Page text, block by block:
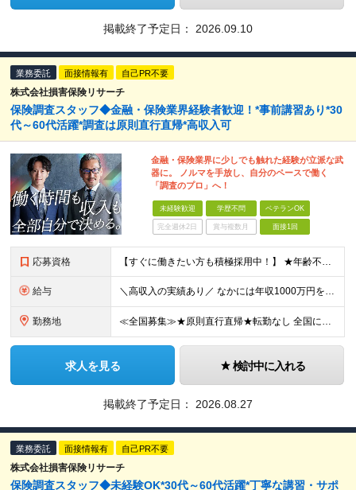
掲載終了予定日： 2026.09.10
業務委託 面接情報有 自己PR不要
株式会社損害保険リサーチ
保険調査スタッフ◆金融・保険業界経験者歓迎！*事前講習あり*30
代～60代活躍*調査は原則直行直帰*高収入可
金融・保険業界に少しでも触れた経験が立派な武
器に。 ノルマを手放し、自分のペースで働く
「調査のプロ」へ！
未経験歓迎 学歴不問 ベテランOK
完全週休2日 賞与複数月 面接1回
応募資格 【すぐに働きたい方も積極採用中！】 ★年齢不問…40代50代を中心に幅広い年齢層の方が活躍中です ★金融・保険業界の知識がある方 ★学歴不問 ≪異業種出身の未経験者も活躍しています≫ 調査員の半数以
給与 ＼高収入の実績あり／ なかには年収1000万円を超える方もいらっしゃいます！ 【完全出来高報酬制】 ★仕事に慣れるまで収入をサポート 1か月目：報酬が通常の2倍 2か月目：報酬が通常の1.5倍 ※災
勤務地 ≪全国募集≫★原則直行直帰★転勤なし 全国に55の拠点を展開していますので、現在お住いの地域で働けます。また、原則直行直帰で調査を行い、レポート作成はご自宅にて行うことができるため、自分のペースで働け
求人を見る 検討中に入れる
掲載終了予定日： 2026.08.27
業務委託 面接情報有 自己PR不要
株式会社損害保険リサーチ
保険調査スタッフ◆未経験OK*30代～60代活躍*丁寧な講習・サポ